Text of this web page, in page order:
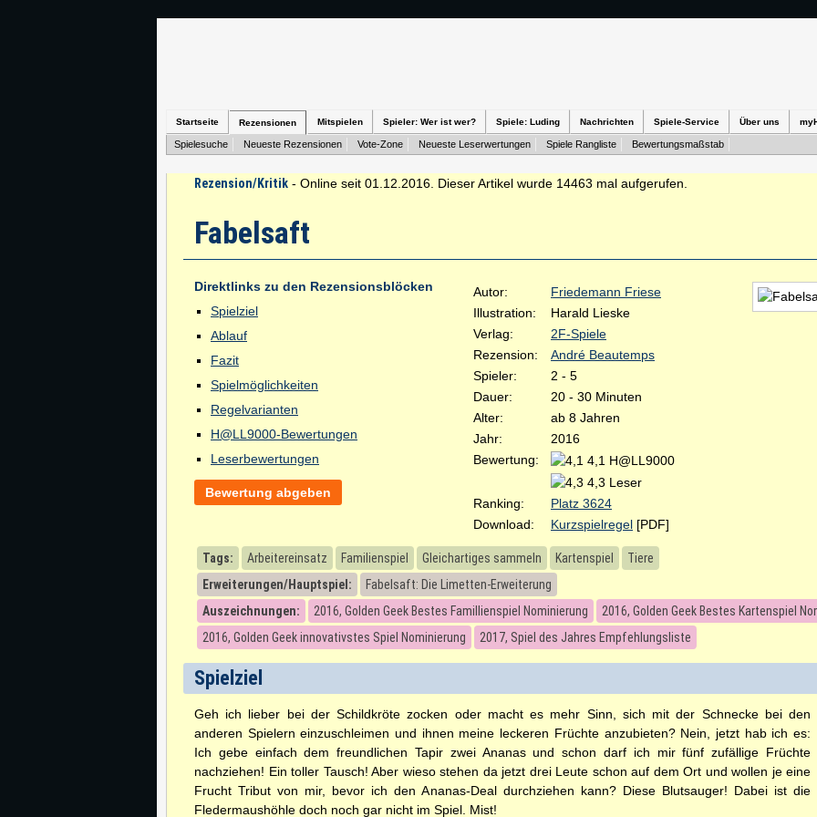
Startseite Rezensionen Mitspielen Spieler: Wer ist wer? Spiele: Luding Nachrichten Spiele-Service Über uns
Spielesuche Neueste Rezensionen Vote-Zone Neueste Leserwertungen Spiele Rangliste Bewertungsmaßstab
Rezension/Kritik - Online seit 01.12.2016. Dieser Artikel wurde 14463 mal aufgerufen.
Fabelsaft
Direktlinks zu den Rezensionsblöcken
Spielziel
Ablauf
Fazit
Spielmöglichkeiten
Regelvarianten
H@LL9000-Bewertungen
Leserbewertungen
Bewertung abgeben
Autor:
Friedemann Friese
Illustration:
Harald Lieske
Verlag:
2F-Spiele
Rezension:
André Beautemps
Spieler:
2 - 5
Dauer:
20 - 30 Minuten
Alter:
ab 8 Jahren
Jahr:
2016
Bewertung:
4,1 H@LL9000
4,3 Leser
Ranking:
Platz 3624
Download:
Kurzspielregel [PDF]
Tags: Arbeitereinsatz Familienspiel Gleichartiges sammeln Kartenspiel
Tiere
Erweiterungen/Hauptspiel:
Fabelsaft: Die Limetten-Erweiterung
Auszeichnungen:
2016, Golden Geek Bestes Famillienspiel Nominierung
2016, Golden Geek Bestes Kartenspiel
2016, Golden Geek innovativstes Spiel Nominierung
2017, Spiel des Jahres Empfehlungsliste
Spielziel
Geh ich lieber bei der Schildkröte zocken oder macht es mehr Sinn, sich mit der Schnecke bei den
anderen Spielern einzuschleimen und ihnen meine leckeren Früchte anzubieten? Nein, jetzt hab ich es:
Ich gebe einfach dem freundlichen Tapir zwei Ananas und schon darf ich mir fünf zufällige Früchte
nachziehen! Ein toller Tausch! Aber wieso stehen da jetzt drei Leute schon auf dem Ort und wollen je eine
Frucht Tribut von mir, bevor ich den Ananas-Deal durchziehen kann? Diese Blutsauger! Dabei ist die
Fledermaushöhle doch noch gar nicht im Spiel. Mist!